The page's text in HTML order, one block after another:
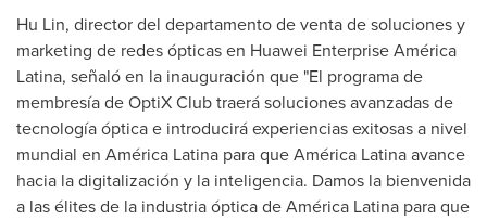
Hu Lin, director del departamento de venta de soluciones y
marketing de redes ópticas en Huawei Enterprise América
Latina, señaló en la inauguración que "El programa de
membresía de OptiX Club traerá soluciones avanzadas de
tecnología óptica e introducirá experiencias exitosas a nivel
mundial en América Latina para que América Latina avance
hacia la digitalización y la inteligencia. Damos la bienvenida
a las élites de la industria óptica de América Latina para que